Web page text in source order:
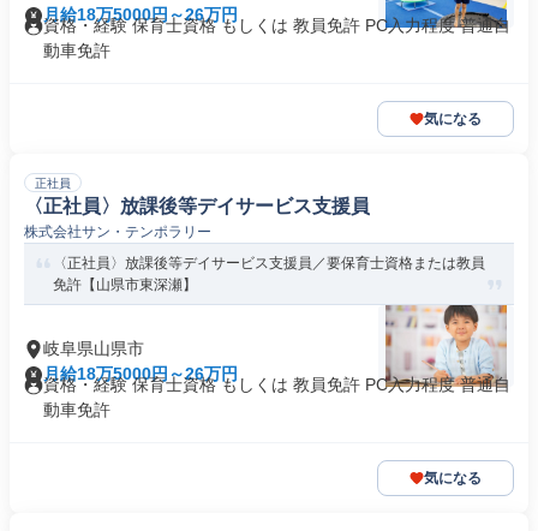
月給18万5000円～26万円
資格・経験 保育士資格 もしくは 教員免許 PC入力程度 普通自
動車免許
気になる
正社員
〈正社員〉放課後等デイサービス支援員
株式会社サン・テンポラリー
〈正社員〉放課後等デイサービス支援員／要保育士資格または教員
免許【山県市東深瀬】
岐阜県山県市
月給18万5000円～26万円
資格・経験 保育士資格 もしくは 教員免許 PC入力程度 普通自
動車免許
気になる